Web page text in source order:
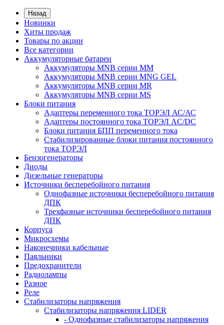
Назад
Новинки
Хиты продаж
Товары по акции
Все категории
Аккумуляторные батареи
Аккумуляторы MNB серии MM
Аккумуляторы MNB серии MNG GEL
Аккумуляторы MNB серии MR
Аккумуляторы MNB серии MS
Блоки питания
Адаптеры переменного тока ТОРЭЛ АС/АС
Адаптеры постоянного тока ТОРЭЛ AC/DC
Блоки питания БПП переменного тока
Стабилизированные блоки питания постоянного
тока ТОРЭЛ
Бензогенераторы
Диоды
Дизельные генераторы
Источники бесперебойного питания
Однофазные источники бесперебойного питания
ДПК
Трехфазные источники бесперебойного питания
ДПК
Корпуса
Микросхемы
Наконечники кабельные
Паяльники
Предохранители
Радиолампы
Разное
Реле
Стабилизаторы напряжения
Стабилизаторы напряжения LIDER
- Однофазные стабилизаторы напряжения